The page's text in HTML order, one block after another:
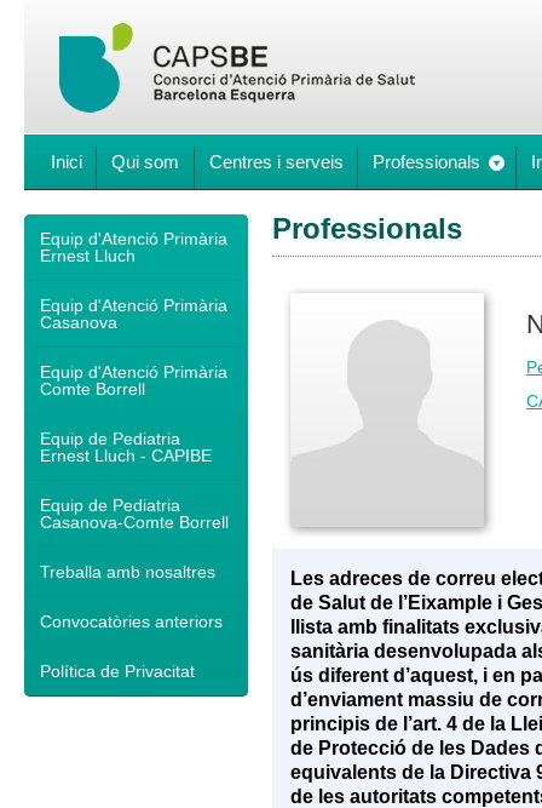
Inici Qui som Centres i serveis Professionals
Equip d'Atenció Primària
Ernest Lluch
Equip d'Atenció Primària
Casanova
Equip d'Atenció Primària
Comte Borrell
Equip de Pediatria
Ernest Lluch - CAPIBE
Equip de Pediatria
Casanova-Comte Borrell
Treballa amb nosaltres
Convocatòries anteriors
Política de Privacitat
Professionals
Les adreces de correu
de Salut de l’Eixample i
llista amb finalitats
sanitària desenvolupada
ús diferent d’aquest, i en
d’enviament massiu de
principis de l’art. 4 de la
de Protecció de les Dades
equivalents de la Directiva
de les autoritats